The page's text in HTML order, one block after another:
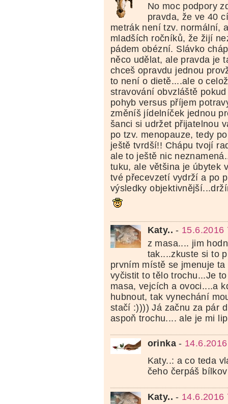
No moc podpory
pravda, že ve 40
metrák není tzv. normální,
mladších ročníků, že žijí
pádem obézní. Slávko
něco udělat, ale pravda je
chceš opravdu jednou
to není o dietě....ale o
stravování obvzláště
pohyb versus příjem
změníš jídelníček jednou
šanci si udržet přijatelnou
po tzv. menopauze, tedy
ještě tvrdší!! Chápu tvojí
ale to ještě nic
tuku, ale většina je úbytek
tvé přecevzetí vydrží a po
výsledky
Katy.. - 15.6.2016
z masa.... jim
tak....zkuste si to
prvním místě se jmenuje
vyčistit to tělo trochu...Je
masa, vejcích a ovoci....a
hubnout, tak vynechání
stačí :)))) Já začnu za pár
aspoň trochu.... ale je mi
orinka-
Katy..: a co teda
čeho čerpáš
Katy.. - 14.6.2016